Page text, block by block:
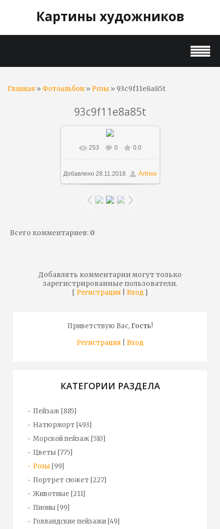
Картины художников
Главная » Фотоальбом» Розы » 93c9f11e8a85t
93c9f11e8a85t
В реальном размере
831x701/ 133.1Kb
253 0 0.0
Добавлено 28.11.2018 Artnov
Всего комментариев: 0
Добавлять комментарии могут только
зарегистрированные пользователи.
[ Регистрация Вход ]
Приветствую Вас,Гость!
Регистрация
Вход
КАТЕГОРИИ РАЗДЕЛА
Пейзаж [885]
Натюрморт [493]
Морской пейзаж [510]
Цветы [775]
Розы [99]
Портрет сюжет [227]
Животные [211]
Пионы [99]
Голландские пейзажи [49]